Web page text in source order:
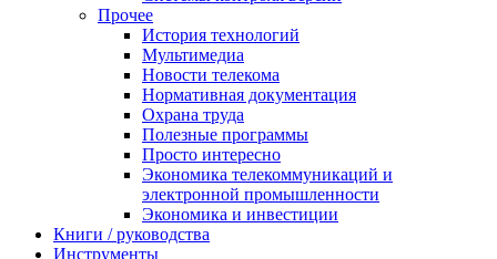
Прочее
История технологий
Мультимедиа
Новости телекома
Нормативная документация
Охрана труда
Полезные программы
Просто интересно
Экономика телекоммуникаций и
электронной промышленности
Экономика и инвестиции
Книги / руководства
Инструменты